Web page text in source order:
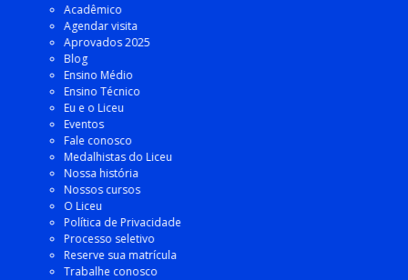
Acadêmico
Agendar visita
Aprovados 2025
Blog
Ensino Médio
Ensino Técnico
Eu e o Liceu
Eventos
Fale conosco
Medalhistas do Liceu
Nossa história
Nossos cursos
O Liceu
Política de Privacidade
Processo seletivo
Reserve sua matrícula
Trabalhe conosco